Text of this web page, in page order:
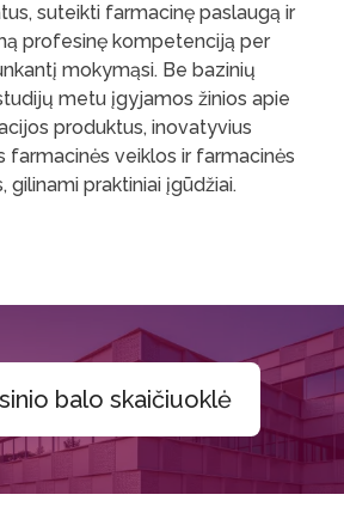
suteikti farmacinę paslaugą ir
profesinę kompetenciją per
mokymąsi. Be bazinių
metu įgyjamos žinios apie
produktus, inovatyvius
farmacinės veiklos ir farmacinės
gilinami praktiniai įgūdžiai.
balo skaičiuoklė